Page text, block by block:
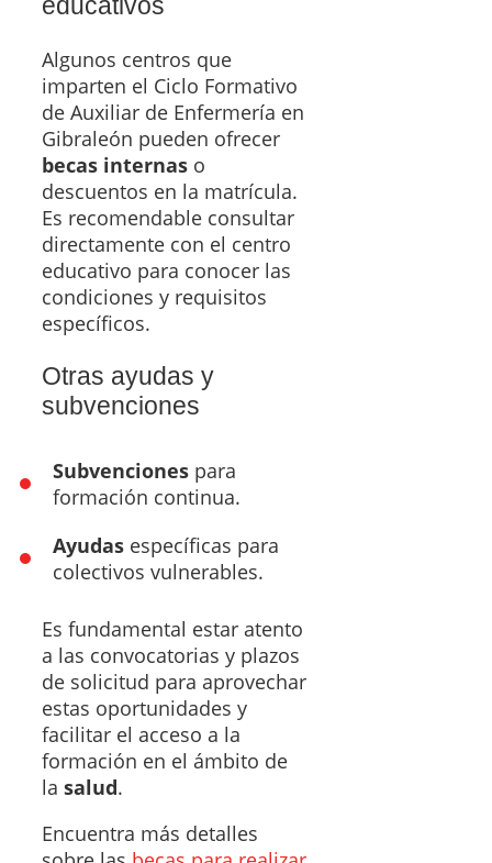
Algunos centros que
imparten el Ciclo Formativo
de Auxiliar de Enfermería en
Gibraleón pueden ofrecer
becas internas o
descuentos en la matrícula.
Es recomendable consultar
directamente con el centro
educativo para conocer las
condiciones y requisitos
específicos.
Otras ayudas y
subvenciones
Subvenciones para
formación continua.
Ayudas específicas para
colectivos vulnerables.
Es fundamental estar atento
a las convocatorias y plazos
de solicitud para aprovechar
estas oportunidades y
facilitar el acceso a la
formación en el ámbito de
la salud.
Encuentra más detalles